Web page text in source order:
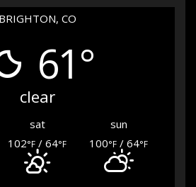
BRIGHTON, CO
61°
clear
sat
sun
102°F / 64°F 100°F / 64°F